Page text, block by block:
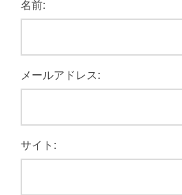
名前:
メールアドレス:
サイト: